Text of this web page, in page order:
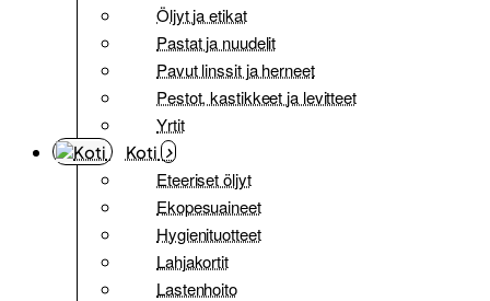
Öljyt ja etikat
Pastat ja nuudelit
Pavut linssit ja herneet
Pestot, kastikkeet ja levitteet
Yrtit
Koti
Eteeriset öljyt
Ekopesuaineet
Hygienituotteet
Lahjakortit
Lastenhoito